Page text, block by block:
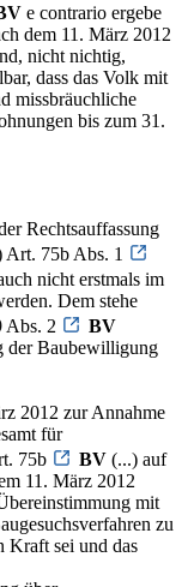
e contrario ergebe
dem 11. März 2012
nicht nichtig,
dass das Volk mit
missbräuchliche
bis zum 31.
Rechtsauffassung
Art. 75b Abs. 1
nicht erstmals im
Dem stehe
Abs. 2
BV
der Baubewilligung
2012 zur Annahme
für
75b
BV (...) auf
11. März 2012
mit
zu
Kraft sei und das